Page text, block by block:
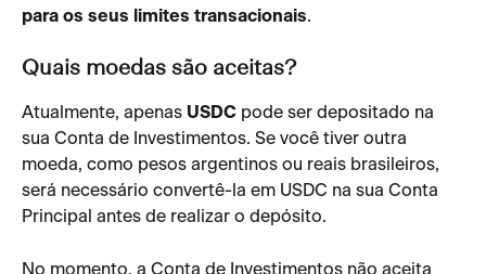
para os seus limites transacionais.
Quais moedas são aceitas?
Atualmente, apenas USDC pode ser depositado na
sua Conta de Investimentos. Se você tiver outra
moeda, como pesos argentinos ou reais brasileiros,
será necessário convertê-la em USDC na sua Conta
Principal antes de realizar o depósito.
No momento, a Conta de Investimentos não aceita